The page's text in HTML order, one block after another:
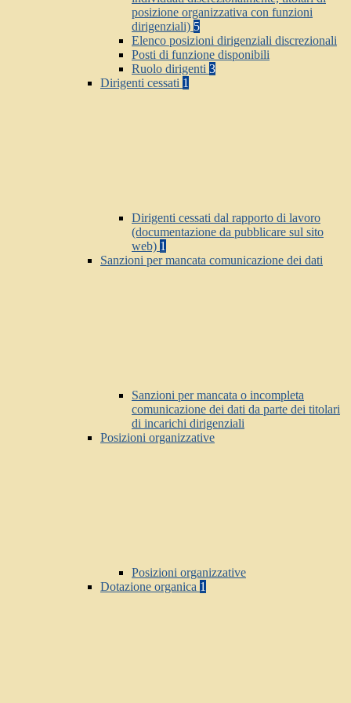
posizione organizzativa con funzioni
dirigenziali) 5
Elenco posizioni dirigenziali discrezionali
Posti di funzione disponibili
Ruolo dirigenti 3
Dirigenti cessati 1
Dirigenti cessati dal rapporto di lavoro
(documentazione da pubblicare sul sito
web) 1
Sanzioni per mancata comunicazione dei dati
Sanzioni per mancata o incompleta
comunicazione dei dati da parte dei titolari
di incarichi dirigenziali
Posizioni organizzative
Posizioni organizzative
Dotazione organica 1